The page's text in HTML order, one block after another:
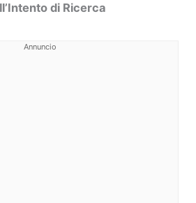
di Ricerca
Annuncio